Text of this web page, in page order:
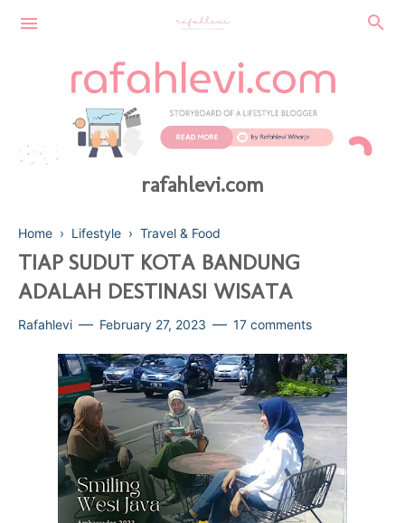
FINANCE
SUSTAINABLE
TECHNOLOGY
BEAUTY
HEALTH
rafahlevi.com
Home › Lifestyle › Travel & Food
TIAP SUDUT KOTA BANDUNG
ADALAH DESTINASI WISATA
Rafahlevi February 27, 2023 17 comments